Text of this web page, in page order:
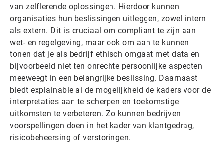
van zelflerende oplossingen. Hierdoor kunnen
organisaties hun beslissingen uitleggen, zowel intern
als extern. Dit is cruciaal om compliant te zijn aan
wet- en regelgeving, maar ook om aan te kunnen
tonen dat je als bedrijf ethisch omgaat met data en
bijvoorbeeld niet ten onrechte persoonlijke aspecten
meeweegt in een belangrijke beslissing. Daarnaast
biedt explainable ai de mogelijkheid de kaders voor de
interpretaties aan te scherpen en toekomstige
uitkomsten te verbeteren. Zo kunnen bedrijven
voorspellingen doen in het kader van klantgedrag,
risicobeheersing of verstoringen.